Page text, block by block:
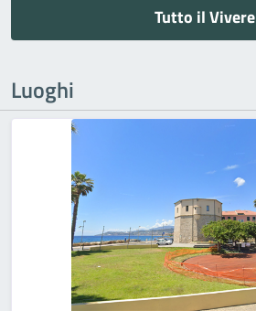
Tutto il Vivere
Luoghi